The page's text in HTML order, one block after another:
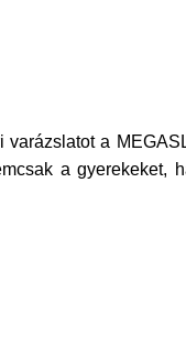
a
a gyerekeket,